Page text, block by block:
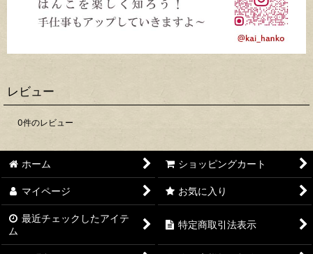
レビュー
0件のレビュー
ホーム ショッピングカート
マイページ お気に入り
最近チェックしたアイテ
ム
特定商取引法表示